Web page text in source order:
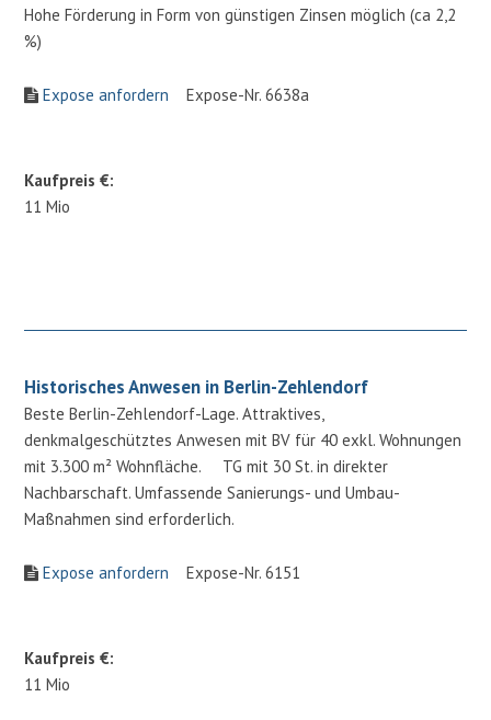
Hohe Förderung in Form von günstigen Zinsen möglich (ca 2,2
%)
Expose anfordern Expose-Nr. 6638a
Kaufpreis €:
11 Mio
Historisches Anwesen in Berlin-Zehlendorf
Beste Berlin-Zehlendorf-Lage. Attraktives,
denkmalgeschütztes Anwesen mit BV für 40 exkl. Wohnungen
mit 3.300 m² Wohnfläche. TG mit 30 St. in direkter
Nachbarschaft. Umfassende Sanierungs- und Umbau-
Maßnahmen sind erforderlich.
Expose anfordern Expose-Nr. 6151
Kaufpreis €:
11 Mio